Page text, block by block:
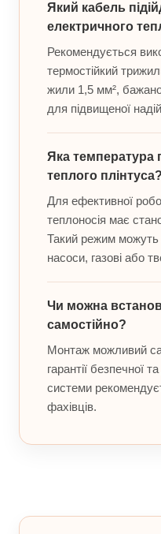
Який кабель
електричного
Рекомендується
термостійкий
жили 1,5 мм²,
для підвищеної
Яка температура
теплого плінтуса?
Для ефективної
теплоносія має
Такий режим можуть
насоси, газові або
Чи можна
самостійно?
Монтаж можливий
гарантії безпечної
системи
фахівців.